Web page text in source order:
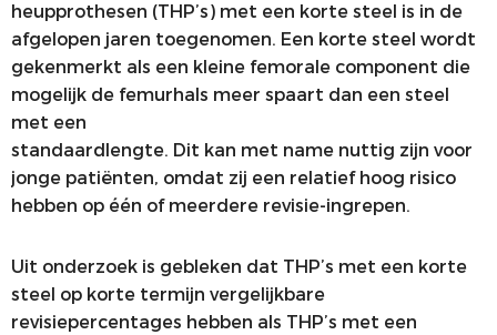
heupprothesen (THP’s) met een korte steel is in de
afgelopen jaren toegenomen. Een korte steel wordt
gekenmerkt als een kleine femorale component die
mogelijk de femurhals meer spaart dan een steel
met een
standaardlengte. Dit kan met name nuttig zijn voor
jonge patiënten, omdat zij een relatief hoog risico
hebben op één of meerdere revisie-ingrepen.
Uit onderzoek is gebleken dat THP’s met een korte
steel op korte termijn vergelijkbare
revisiepercentages hebben als THP’s met een